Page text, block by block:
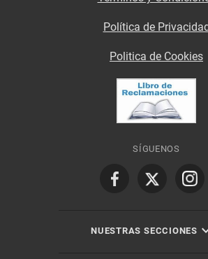
Política de
Politica de Cookies
SÍGUENOS
NUESTRAS SECCIONES